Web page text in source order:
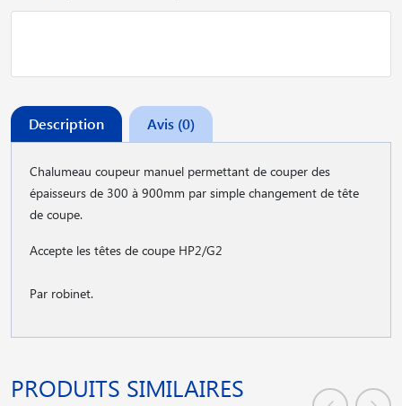
Description Avis (0)
Chalumeau coupeur manuel permettant de couper des
épaisseurs de 300 à 900mm par simple changement de tête
de coupe.
Accepte les têtes de coupe HP2/G2
Par robinet.
PRODUITS SIMILAIRES